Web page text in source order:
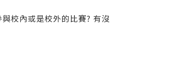
校內或是校外的比賽? 有沒